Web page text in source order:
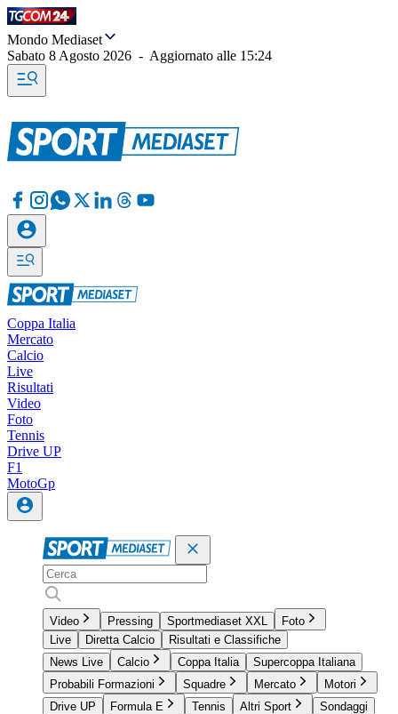
Mondo Mediaset
Sabato 8 Agosto 2026 - Aggiornato alle 15:24
Coppa Italia
Mercato
Calcio
Live
Risultati
Video
Foto
Tennis
Drive UP
F1
MotoGp
Video Pressing Sportmediaset XXL
Foto
Live
Diretta Calcio
Risultati e Classifiche
News Live
Calcio Coppa Italia
Supercoppa Italiana
Probabili Formazioni
Squadre Mercato
Motori
Drive UP
Formula E Tennis Altri Sport
Sondaggi